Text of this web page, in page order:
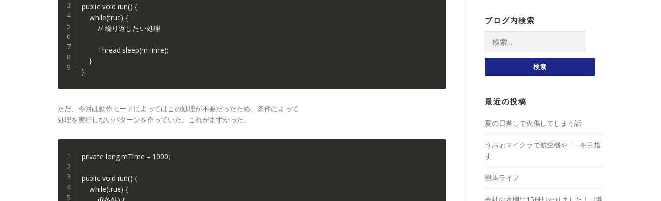
public void run() {
    while(true) {
        // 繰り返したい処理
        Thread.sleep(mTime);
    }
}
ただ、今回は動作モードによってはこの処理が不要だったため、条件によって
処理を実行しないパターンを作っていた。これがまずかった。
private long mTime = 1000;
public void run() {
    while(true) {
ブログ内検索
最近の投稿
夏の日差しで火傷してしまう話
うおぉマイクラで航空機や！…を目指
す
競馬ライフ